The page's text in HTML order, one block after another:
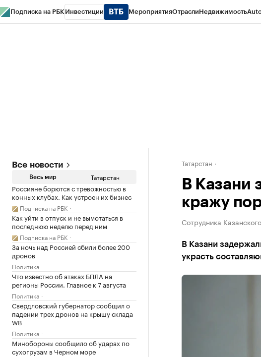
Подписка на РБК Инвестиции МероприятияОтраслиНедвижимость
Все новости
Весь мир Татарстан
Россияне борются с тревожностью в
конных клубах. Как устроен их бизнес
Подписка на РБК
Как уйти в отпуск и не вымотаться в
последнюю неделю перед ним
Подписка на РБК
За ночь над Россией сбили более 200
дронов
Политика
Что известно об атаках БПЛА на
регионы России. Главное к 7 августа
Политика
Свердловский губернатор сообщил о
падении трех дронов на крышу склада
WB
Политика
Минобороны сообщило об ударах по
сухогрузам в Черном море
Татарстан
В Казани
кражу
Сотрудника
В Казани
украсть